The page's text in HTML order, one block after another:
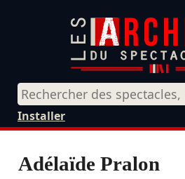
Installer
Adélaïde Pralon